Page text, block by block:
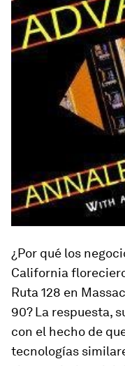
¿Por qué los
California
Ruta 128 en
90? La respuesta,
con el hecho de
tecnologías